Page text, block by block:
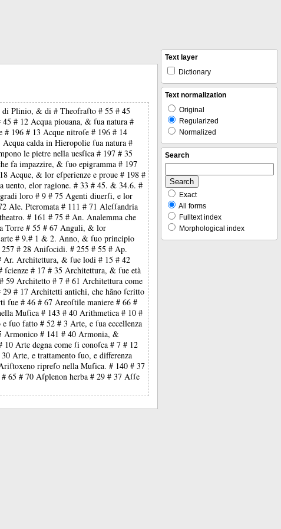
di Plinio, & di # Theofraſto # 55 # 45
# 12 Acqua piouana, & ſua natura #
196 # 13 Acque nitroſe # 196 # 14
calda in Hieropolie ſua natura #
le pietre nella uesſica # 197 # 35
fa impazzire, & ſuo epigramma # 197
Acque, & lor eſperienze e proue # 198 #
uento, elor ragione. # 33 # 45. & 34.6. #
loro # 9 # 75 Agenti diuerſi, e lor
Pteromata # 111 # 71 Aleſſandria
# 161 # 75 # An. Analemma che
Torre # 55 # 67 Anguli, & lor
# 9.# 1 & 2. Anno, & ſuo principio
# 28 Aniſocidi. # 255 # 55 # Ap.
Ar. Architettura, & ſue lodi # 15 # 42
# 17 # 35 Architettura, & ſue età
59 Architetto # 7 # 61 Architettura come
# 17 Architetti antichi, che hãno ſcritto
ſue # 46 # 67 Areoſtile maniere # 66 #
Muſica # 143 # 40 Arithmetica # 10 #
ſuo fatto # 52 # 3 Arte, e ſua eccellenza
Armonico # 141 # 40 Armonia, &
Arte degna come ſi conoſca # 7 # 12
Arte, e trattamento ſuo, e differenza
ripreſo nella Muſica. # 140 # 37
65 # 70 Aſplenon herba # 29 # 37 Aſſe
Text layer
Dictionary
Text normalization
Original
Regularized
Normalized
Search
Exact
All forms
Fulltext index
Morphological index